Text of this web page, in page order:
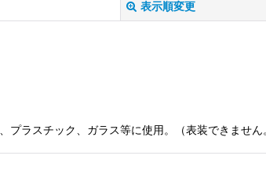
表示順変更
絞り込む
チック、ガラス等に使用。（表装できません